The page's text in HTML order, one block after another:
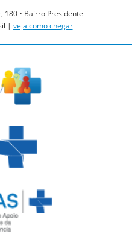
180 • Bairro Presidente
| veja como chegar